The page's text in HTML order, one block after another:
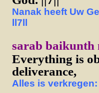
Nanak heeft Uw
ll7ll
sarab baikunth
Everything is
deliverance,
Alles is